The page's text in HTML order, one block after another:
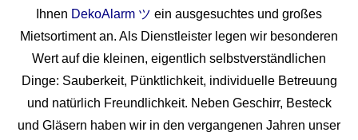
Ihnen DekoAlarm ツ ein ausgesuchtes und großes
Mietsortiment an. Als Dienstleister legen wir besonderen
Wert auf die kleinen, eigentlich selbstverständlichen
Dinge: Sauberkeit, Pünktlichkeit, individuelle Betreuung
und natürlich Freundlichkeit. Neben Geschirr, Besteck
und Gläsern haben wir in den vergangenen Jahren unser